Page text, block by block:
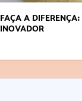
FAÇA A
INOVADOR